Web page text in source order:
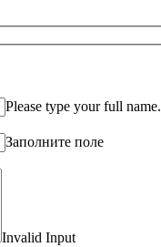
Please type your full name.
Заполните поле
Invalid Input